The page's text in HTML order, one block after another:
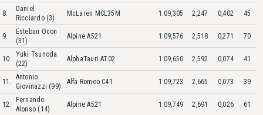
8.
Daniel
Ricciardo (3)
McLaren MCL35M 1:09,305 2,247 0,402 45
9.
Esteban Ocon
(31)
Alpine A521 1:09,576 2,518 0,271 70
10.
Yuki Tsunoda
(22)
AlphaTauri AT02 1:09,650 2,592 0,074 41
11.
Antonio
Giovinazzi (99)
Alfa Romeo C41 1:09,723 2,665 0,073 39
12.
Fernando
Alonso (14)
Alpine A521 1:09,749 2,691 0,026 61